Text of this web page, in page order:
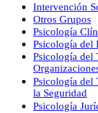
Intervención
Otros Grupos
Psicología
Psicología del
Psicología del
Psicología del
la Seguridad
Psicología